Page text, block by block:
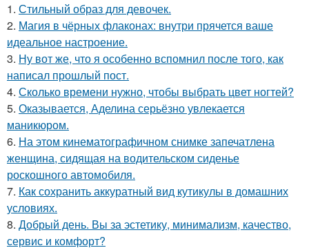
1. Стильный образ для девочек.
2. Магия в чёрных флаконах: внутри прячется ваше
идеальное настроение.
3. Ну вот же, что я особенно вспомнил после того, как
написал прошлый пост.
4. Сколько времени нужно, чтобы выбрать цвет ногтей?
5. Оказывается, Аделина серьёзно увлекается
маникюром.
6. На этом кинематографичном снимке запечатлена
женщина, сидящая на водительском сиденье
роскошного автомобиля.
7. Как сохранить аккуратный вид кутикулы в домашних
условиях.
8. Добрый день. Вы за эстетику, минимализм, качество,
сервис и комфорт?